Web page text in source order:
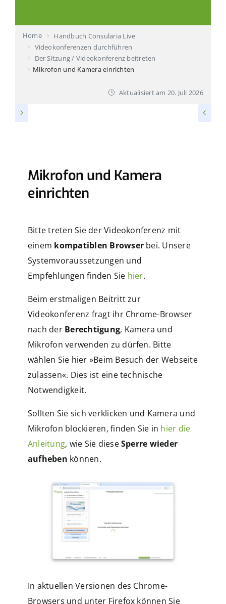
Ihr Ansprechpartner
Technischer Support
Home
Handbuch Consularia Live
Videokonferenzen durchführen
Der Sitzung / Videokonferenz beitreten
Mikrofon und Kamera einrichten
Aktualisiert am 20. Juli 2026
Mikrofon und Kamera
einrichten
Bitte treten Sie der Videokonferenz mit
einem kompatiblen Browser bei. Unsere
Systemvoraussetzungen und
Empfehlungen finden Sie hier.
Beim erstmaligen Beitritt zur
Videokonferenz fragt ihr Chrome-Browser
nach der Berechtigung, Kamera und
Mikrofon verwenden zu dürfen. Bitte
wählen Sie hier »Beim Besuch der Webseite
zulassen«. Dies ist eine technische
Notwendigkeit.
Sollten Sie sich verklicken und Kamera und
Mikrofon blockieren, finden Sie in hier die
Anleitung, wie Sie dieseSperre wieder
aufheben können.
In aktuellen Versionen des Chrome-
Browsers und unter Firefox können Sie